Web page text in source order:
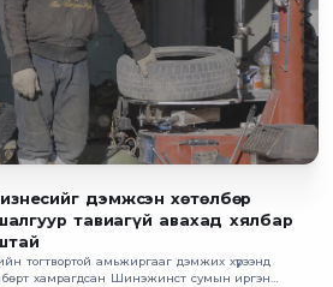
дэмжсэн хөтөлбөр
тавиагүй авахад хялбар
тогтвортой амьжиргааг дэмжих хүрээнд
хамрагдсан Шинэжинст сумын иргэн